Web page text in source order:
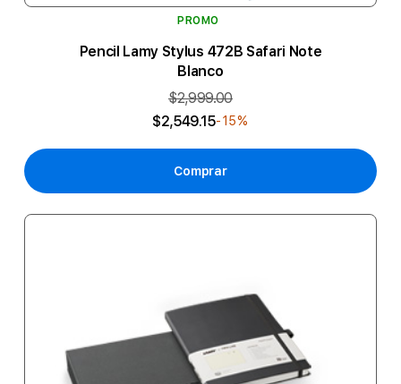
PROMO
Pencil Lamy Stylus 472B Safari Note
Blanco
$2,999.00
$2,549.15-15%
Comprar